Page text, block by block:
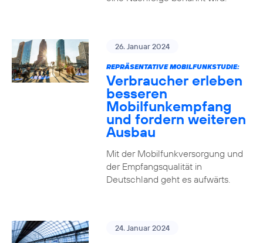
26. Januar 2024
REPRÄSENTATIVE MOBILFUNKSTUDIE:
Verbraucher erleben
besseren
Mobilfunkempfang
und fordern weiteren
Ausbau
Mit der Mobilfunkversorgung und
der Empfangsqualität in
Deutschland geht es aufwärts.
24. Januar 2024